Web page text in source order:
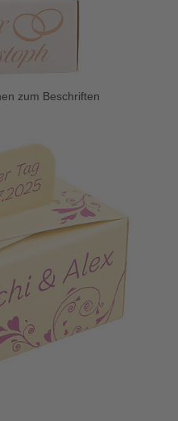
zum Beschriften